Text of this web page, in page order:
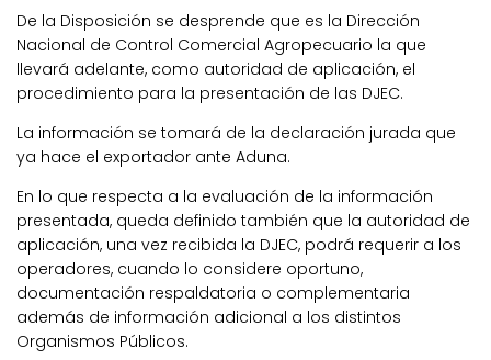
De la Disposición se desprende que es la Dirección
Nacional de Control Comercial Agropecuario la que
llevará adelante, como autoridad de aplicación, el
procedimiento para la presentación de las DJEC.
La información se tomará de la declaración jurada que
ya hace el exportador ante Aduna.
En lo que respecta a la evaluación de la información
presentada, queda definido también que la autoridad de
aplicación, una vez recibida la DJEC, podrá requerir a los
operadores, cuando lo considere oportuno,
documentación respaldatoria o complementaria
además de información adicional a los distintos
Organismos Públicos.